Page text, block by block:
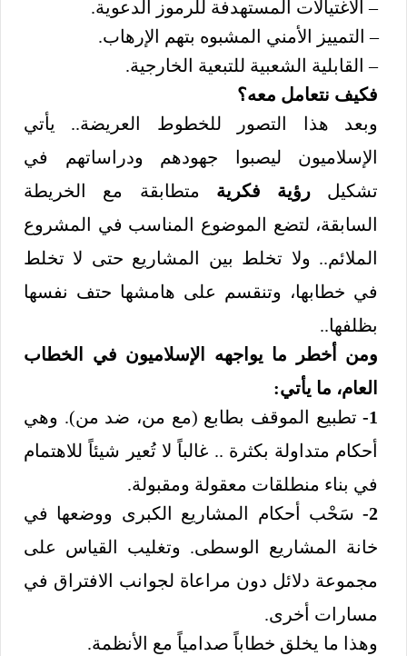
– الاغتيالات المستهدفة للرموز الدعوية.
– التمييز الأمني المشبوه بتهم الإرهاب.
– القابلية الشعبية للتبعية الخارجية.
فكيف نتعامل معه؟
وبعد هذا التصور للخطوط العريضة.. يأتي
الإسلاميون ليصبوا جهودهم ودراساتهم في
تشكيل رؤية فكرية متطابقة مع الخريطة
السابقة، لتضع الموضوع المناسب في المشروع
الملائم.. ولا تخلط بين المشاريع حتى لا تخلط
في خطابها، وتنقسم على هامشها حتف نفسها
بظلفها..
ومن أخطر ما يواجهه الإسلاميون في الخطاب
العام، ما يأتي:
1- تطبيع الموقف بطابع (مع من، ضد من). وهي
أحكام متداولة بكثرة .. غالباً لا تُعير شيئاً للاهتمام
في بناء منطلقات معقولة ومقبولة.
2- سَحْب أحكام المشاريع الكبرى ووضعها في
خانة المشاريع الوسطى. وتغليب القياس على
مجموعة دلائل دون مراعاة لجوانب الافتراق في
مسارات أخرى.
وهذا ما يخلق خطاباً صدامياً مع الأنظمة.